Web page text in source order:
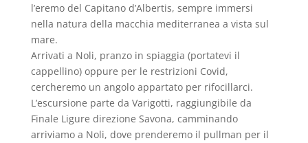
l’eremo del Capitano d’Albertis, sempre immersi
nella natura della macchia mediterranea a vista sul
mare.
Arrivati a Noli, pranzo in spiaggia (portatevi il
cappellino) oppure per le restrizioni Covid,
cercheremo un angolo appartato per rifocillarci.
L’escursione parte da Varigotti, raggiungibile da
Finale Ligure direzione Savona, camminando
arriviamo a Noli, dove prenderemo il pullman per il